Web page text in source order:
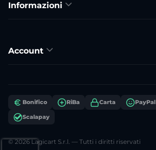
Informazioni
Account
Bonifico RiBa Carta PayPal
Scalapay
© 2026 Lagicart S.r.l. — Tutti i diritti riservati